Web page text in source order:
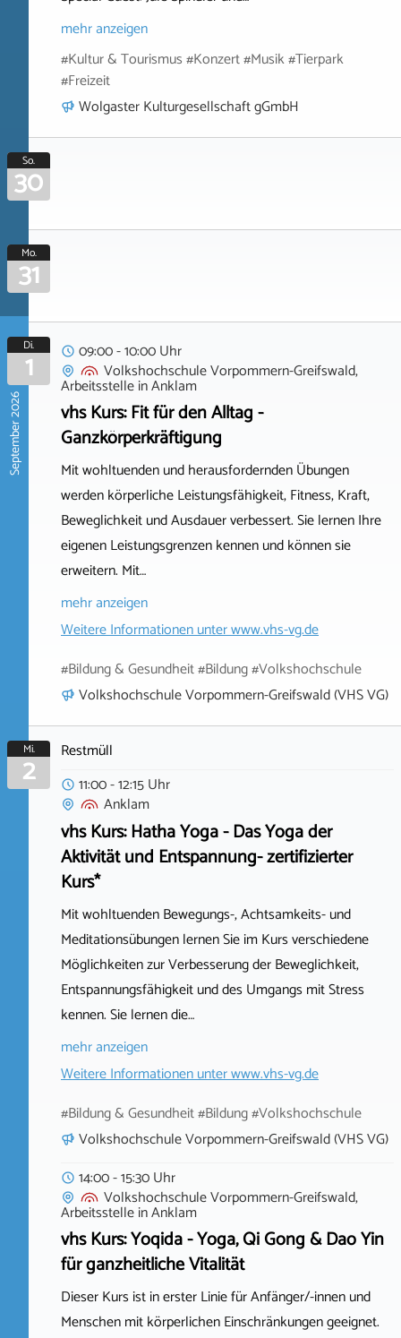
mehr anzeigen
#Kultur & Tourismus #Konzert #Musik #Tierpark
#Freizeit
Wolgaster Kulturgesellschaft gGmbH
So.
30
Mo.
31
September 2026
Di.
1
09:00 - 10:00 Uhr
Volkshochschule Vorpommern-Greifswald,
ArbeitsstelleinAnklam
vhs Kurs: Fit für den Alltag -
Ganzkörperkräftigung
Mit wohltuenden und herausfordernden Übungen
werden körperliche Leistungsfähigkeit, Fitness, Kraft,
Beweglichkeit und Ausdauer verbessert. Sie lernen Ihre
eigenen Leistungsgrenzen kennen und können sie
erweitern. Mit…
mehr anzeigen
Weitere Informationen unterwww.vhs-vg.de
#Bildung & Gesundheit #Bildung #Volkshochschule
Volkshochschule Vorpommern-Greifswald (VHS VG)
Mi.
2
Restmüll
11:00 - 12:15 Uhr
Anklam
vhs Kurs: Hatha Yoga - Das Yoga der
Aktivität und Entspannung- zertifizierter
Kurs*
Mit wohltuenden Bewegungs-, Achtsamkeits- und
Meditationsübungen lernen Sie im Kurs verschiedene
Möglichkeiten zur Verbesserung der Beweglichkeit,
Entspannungsfähigkeit und des Umgangs mit Stress
kennen. Sie lernen die…
mehr anzeigen
Weitere Informationen unterwww.vhs-vg.de
#Bildung & Gesundheit #Bildung #Volkshochschule
Volkshochschule Vorpommern-Greifswald (VHS VG)
14:00 - 15:30 Uhr
Volkshochschule Vorpommern-Greifswald,
ArbeitsstelleinAnklam
vhs Kurs: Yoqida - Yoga, Qi Gong & Dao Yin
für ganzheitliche Vitalität
Dieser Kurs ist in erster Linie für Anfänger/-innen und
Menschen mit körperlichen Einschränkungen geeignet.